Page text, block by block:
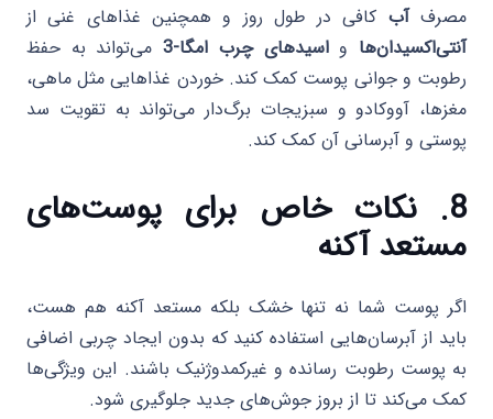
مصرفآب کافی در طول روز و همچنین غذاهای غنی از
آنتی‌اکسیدان‌ها واسیدهای چرب امگا-3 می‌تواند به حفظ
رطوبت و جوانی پوست کمک کند. خوردن غذاهایی مثل ماهی،
مغزها، آووکادو و سبزیجات برگ‌دار می‌تواند به تقویت سد
پوستی و آبرسانی آن کمک کند.
8. نکات خاص برای پوست‌های
مستعد آکنه
اگر پوست شما نه تنها خشک بلکه مستعد آکنه هم هست،
باید از آبرسان‌هایی استفاده کنید که بدون ایجاد چربی اضافی
به پوست رطوبت رسانده و غیرکمدوژنیک باشند. این ویژگی‌ها
کمک می‌کند تا از بروز جوش‌های جدید جلوگیری شود.